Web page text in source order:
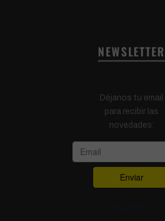
NEWSLETTER
Déjanos tu email
para recibir las
novedades: